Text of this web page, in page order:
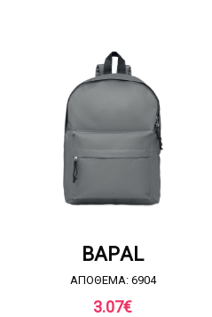
BAPAL
ΑΠΟΘΕΜΑ: 6904
3.07€